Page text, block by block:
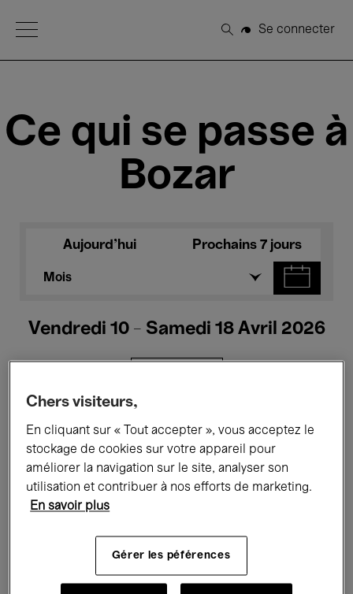
Open Menu
Rechercher
Se connecter
Ce qui se passe à
Bozar
Aujourd'hui Prochains 7 jours
Mois
Vendredi 10 - Samedi 18 Avril 2026
Tous les événements Concerts
Expositions Performances
Rencontres & Débats
Musique classique Global Music
Chers visiteurs,
En cliquant sur « Tout accepter », vous acceptez le
stockage de cookies sur votre appareil pour
améliorer la navigation sur le site, analyser son
utilisation et contribuer à nos efforts de marketing.
En savoir plus
Gérer les péférences